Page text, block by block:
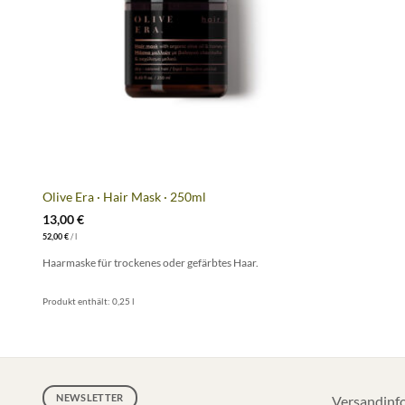
Olive Era · Hair Mask · 250ml
13,00€
52,00€/l
Haarmaske für trockenes oder gefärbtes Haar.
Produkt enthält: 0,25 l
NEWSLETTER